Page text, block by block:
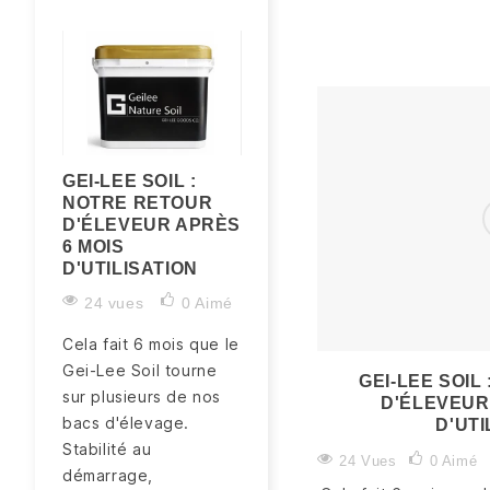
GEI-LEE SOIL :
NOTRE RETOUR
D'ÉLEVEUR APRÈS
6 MOIS
D'UTILISATION
24 vues 0 Aimé
Cela fait 6 mois que le
Gei-Lee Soil tourne
sur plusieurs de nos
bacs d'élevage.
Stabilité au
démarrage,
normal et vital chez la
crevette… mais aussi
fragilité. Comment se
GEI-LEE SOIL
24 Vues 0 Aimé